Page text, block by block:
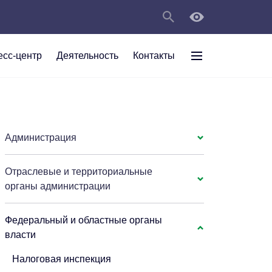
центр Деятельность Контакты
Администрация
Отраслевые и территориальные
органы администрации
Федеральный и областные органы
власти
Налоговая инспекция